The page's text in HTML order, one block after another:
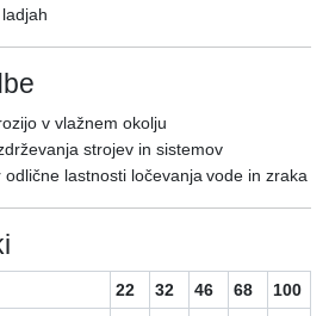
v vlažnem okolju
strojev in sistemov
lastnosti ločevanja vode in zraka
22 32 46 68
100